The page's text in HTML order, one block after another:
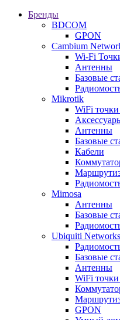
Бренды
BDCOM
GPON
Cambium
Wi-Fi
Антенны
Базовые
Mikrotik
WiFi точки
Антенны
Базовые
Кабели
Mimosa
Антенны
Базовые
Ubiquiti Networks
Базовые
Антенны
WiFi точки
GPON